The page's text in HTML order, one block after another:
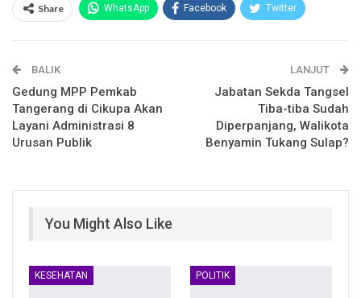
Share WhatsApp Facebook Twitter
Telegram
BALIK
Gedung MPP Pemkab
Tangerang di Cikupa Akan
Layani Administrasi 8
Urusan Publik
LANJUT
Jabatan Sekda Tangsel
Tiba-tiba Sudah
Diperpanjang, Walikota
Benyamin Tukang Sulap?
You Might Also Like
KESEHATAN POLITIK